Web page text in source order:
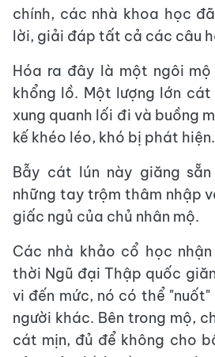
chính, các nhà khoa học
lời, giải đáp tất cả các câu
Hóa ra đây là một ngôi
khổng lồ. Một lượng lớn
xung quanh lối đi và buồng
kế khéo léo, khó bị phát hiện.
Bẫy cát lún này giăng
những tay trộm thâm nhập
giấc ngủ của chủ nhân mộ.
Các nhà khảo cổ học
thời Ngũ đại Thập quốc
vi đến mức, nó có thể
người khác. Bên trong mộ,
cát mịn, đủ để không cho